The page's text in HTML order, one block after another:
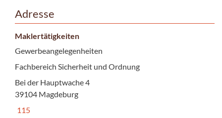
Adresse
Maklertätigkeiten
Gewerbeangelegenheiten
Fachbereich Sicherheit und Ordnung
Bei der Hauptwache 4
39104 Magdeburg
115